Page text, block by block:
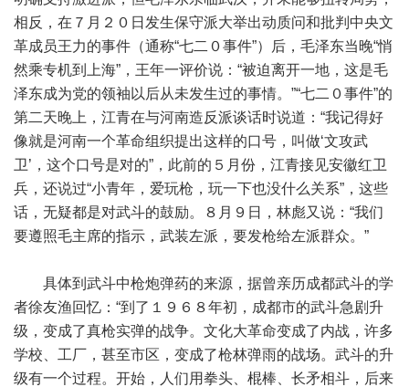
相反，在７月２０日发生保守派大举出动质问和批判中央文
革成员王力的事件（通称“七二０事件”）后，毛泽东当晚“悄
然乘专机到上海”，王年一评价说：“被迫离开一地，这是毛
泽东成为党的领袖以后从未发生过的事情。”“七二０事件”的
第二天晚上，江青在与河南造反派谈话时说道：“我记得好
像就是河南一个革命组织提出这样的口号，叫做‘文攻武
卫’，这个口号是对的”，此前的５月份，江青接见安徽红卫
兵，还说过“小青年，爱玩枪，玩一下也没什么关系”，这些
话，无疑都是对武斗的鼓励。８月９日，林彪又说：“我们
要遵照毛主席的指示，武装左派，要发枪给左派群众。”
具体到武斗中枪炮弹药的来源，据曾亲历成都武斗的学
者徐友渔回忆：“到了１９６８年初，成都市的武斗急剧升
级，变成了真枪实弹的战争。文化大革命变成了内战，许多
学校、工厂，甚至市区，变成了枪林弹雨的战场。武斗的升
级有一个过程。开始，人们用拳头、棍棒、长矛相斗，后来